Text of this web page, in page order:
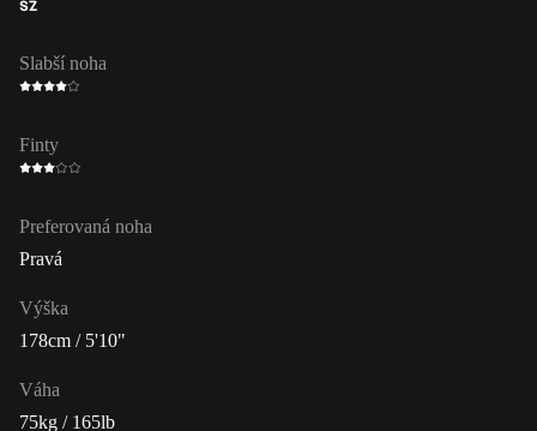
SZ
Slabší noha
Finty
Preferovaná noha
Pravá
Výška
178cm / 5'10"
Váha
75kg / 165lb